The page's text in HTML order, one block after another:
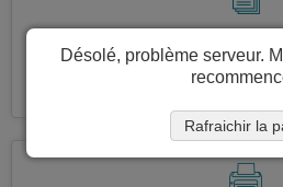
Demandez plusieurs demandes
automatiquement, sans avoir à
répétitives
Désolé, problème serveur.
Rafraichir la